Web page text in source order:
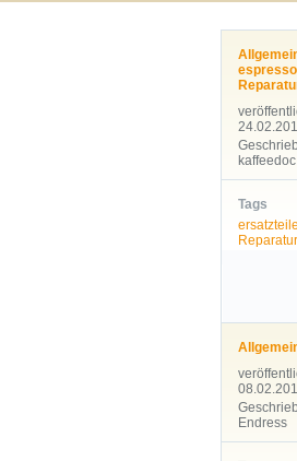
kaffeedoc
Tags
Reparatur
Endress